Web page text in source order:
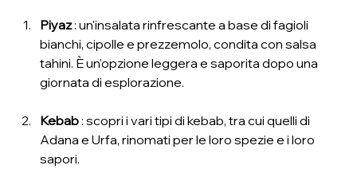
Piyaz : un'insalata rinfrescante a base di fagioli
bianchi, cipolle e prezzemolo, condita con salsa
tahini. È un'opzione leggera e saporita dopo una
giornata di esplorazione.
Kebab : scopri i vari tipi di kebab, tra cui quelli di
Adana e Urfa, rinomati per le loro spezie e i loro
sapori.